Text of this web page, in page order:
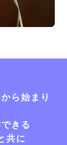
ら始まり
きる
共に